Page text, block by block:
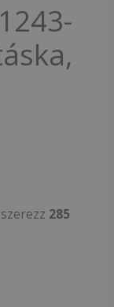
285